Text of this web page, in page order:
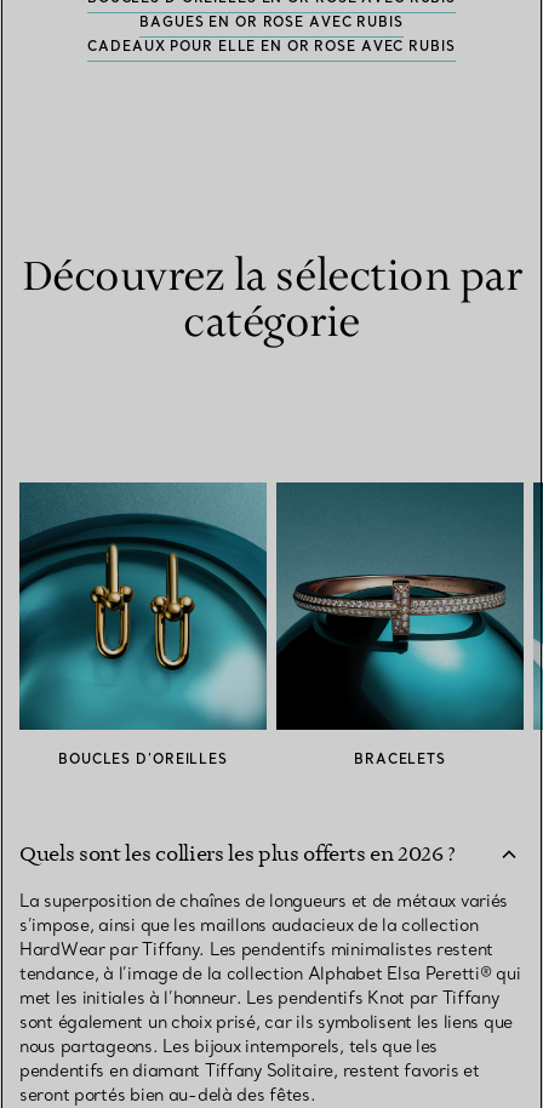
BAGUES EN OR ROSE AVEC RUBIS
CADEAUX POUR ELLE EN OR ROSE AVEC RUBIS
Découvrez la sélection par
catégorie
BOUCLES D’OREILLES BRACELETS
Quels sont les colliers les plus offerts en 2026 ?
La superposition de chaînes de longueurs et de métaux variés
s’impose, ainsi que les maillons audacieux de la collection
HardWear par Tiffany. Les pendentifs minimalistes restent
tendance, à l’image de la collection Alphabet Elsa Peretti® qui
met les initiales à l’honneur. Les pendentifs Knot par Tiffany
sont également un choix prisé, car ils symbolisent les liens que
nous partageons. Les bijoux intemporels, tels que les
pendentifs en diamant Tiffany Solitaire, restent favoris et
seront portés bien au-delà des fêtes.